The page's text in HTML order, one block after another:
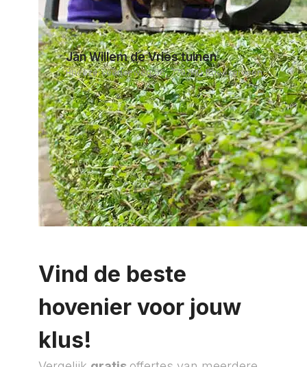
Jan Willem de Vries tuinen
Rheezerveenseweg 56, 7797HD Rheezerveen
Vind de beste
hovenier voor jouw
klus!